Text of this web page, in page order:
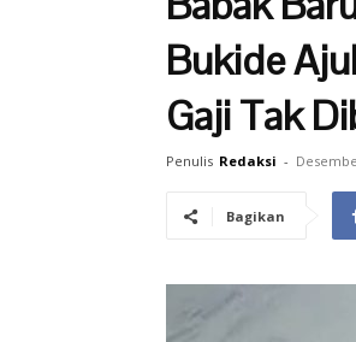
Bukide
Gaji Tak
Penulis Redaksi -
Bagikan